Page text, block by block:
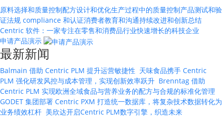
原料选择和质量控制配方设计和优化生产过程中的质量控制产品测试和验
证法规 compliance 和认证消费者教育和沟通持续改进和创新总结
Centric 软件：一家专注在零售和消费品行业快速增长的科技企业
申请产品演示
最新新闻
Balmain 借助 Centric PLM 提升运营敏捷性 天味食品携手 Centric
PLM 强化研发风控与成本管理，实现创新效率跃升 Brenntag 借助
Centric PLM 实现欧洲全域食品与营养业务的配方与合规的标准化管理
GODET 集团部署 Centric PXM 打造统一数据库，将复杂技术数据转化为
业务绩效杠杆 美欣达开启Centric PLM数字引擎，织造未来